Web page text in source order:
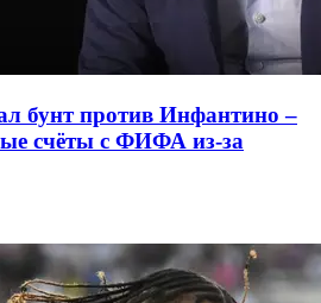
бунт против Инфантино –
счёты с ФИФА из-за